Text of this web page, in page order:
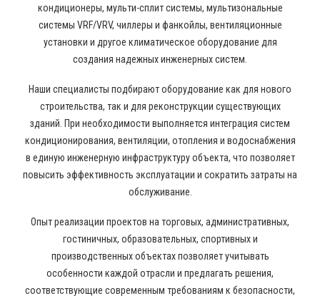
кондиционеры, мульти-сплит системы, мультизональные
системы VRF/VRV, чиллеры и фанкойлы, вентиляционные
установки и другое климатическое оборудование для
создания надежных инженерных систем.
Наши специалисты подбирают оборудование как для нового
строительства, так и для реконструкции существующих
зданий. При необходимости выполняется интеграция систем
кондиционирования, вентиляции, отопления и водоснабжения
в единую инженерную инфраструктуру объекта, что позволяет
повысить эффективность эксплуатации и сократить затраты на
обслуживание.
Опыт реализации проектов на торговых, административных,
гостиничных, образовательных, спортивных и
производственных объектах позволяет учитывать
особенности каждой отрасли и предлагать решения,
соответствующие современным требованиям к безопасности,